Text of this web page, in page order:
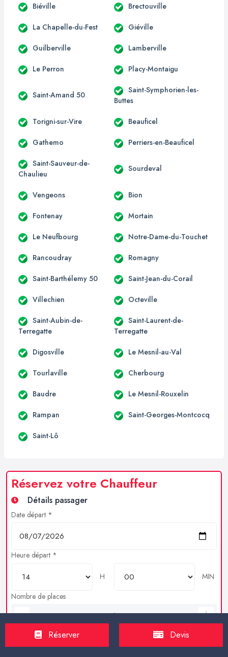
Biéville Brectouville
La Chapelle-du-Fest Giéville
Guilberville Lamberville
Le Perron Placy-Montaigu
Saint-Amand 50
Saint-Symphorien-les-
Buttes
Torigni-sur-Vire Beauficel
Gathemo Perriers-en-Beauficel
Saint-Sauveur-de-
Chaulieu
Sourdeval
Vengeons Bion
Fontenay Mortain
Le Neufbourg Notre-Dame-du-Touchet
Rancoudray Romagny
Saint-Barthélemy 50 Saint-Jean-du-Corail
Villechien Octeville
Saint-Aubin-de-
Terregatte
Saint-Laurent-de-
Terregatte
Digosville Le Mesnil-au-Val
Tourlaville Cherbourg
Baudre Le Mesnil-Rouxelin
Rampan Saint-Georges-Montcocq
Saint-Lô
Réservez votre Chauffeur
Détails passager
Date départ *
Heure départ *
H
MIN
Nombre de places
Bagages en soutes
Réserver Devis